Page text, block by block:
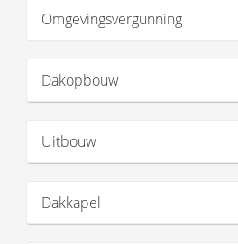
Omgevingsvergunning
Dakopbouw
Uitbouw
Dakkapel